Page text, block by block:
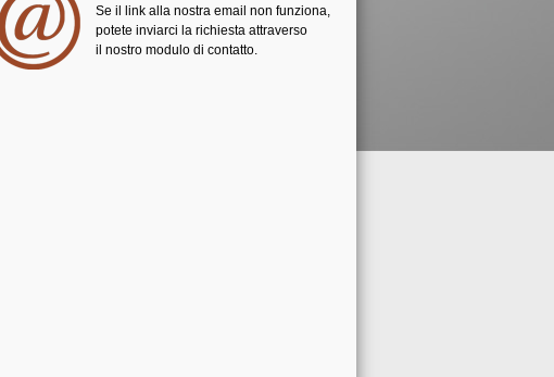
Se il link alla nostra email non funziona,
potete inviarci la richiesta attraverso
il nostro modulo di contatto.